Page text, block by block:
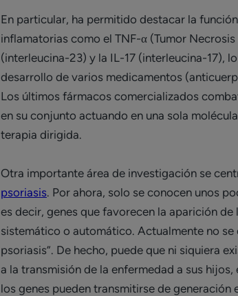
En particular, ha permitido destacar la
inflamatorias como el TNF-α (Tumor
(interleucina-23) y la IL-17 (interleucina-17),
desarrollo de varios medicamentos
Los últimos fármacos comercializados
en su conjunto actuando en una sola
terapia dirigida.
Otra importante área de investigación se
psoriasis. Por ahora, solo se conocen unos
es decir, genes que favorecen la aparición de
sistemático o automático. Actualmente no se
psoriasis”. De hecho, puede que ni siquiera
a la transmisión de la enfermedad a sus
los genes pueden transmitirse de generación